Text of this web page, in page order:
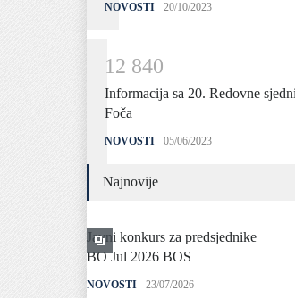
NOVOSTI 20/10/2023
12 840
Informacija sa 20. Redovne
Foča
NOVOSTI 05/06/2023
Najnovije
Javni konkurs za predsjednike
BO Jul 2026 BOS
NOVOSTI 23/07/2026